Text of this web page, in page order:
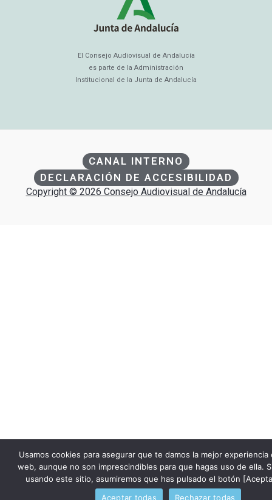
El Consejo Audiovisual de Andalucía
es parte de la Administración
Institucional de la Junta de Andalucía
CANAL INTERNO
DECLARACIÓN DE ACCESIBILIDAD
Copyright © 2026 Consejo Audiovisual de Andalucía
Usamos cookies para asegurar que te damos la mejor experiencia
web, aunque no son imprescindibles para que hagas uso de ella.
usando este sitio, asumiremos que has pulsado el botón
Aceptar todas
Rechazar todas